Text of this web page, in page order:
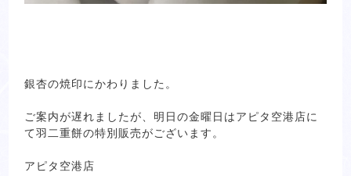
銀杏の焼印にかわりました。
ご案内が遅れましたが、明日の金曜日はアピタ空港店に
て羽二重餅の特別販売がございます。
アピタ空港店